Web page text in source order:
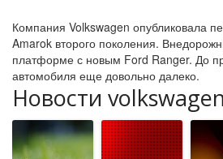
Компания Volkswagen опубликовала
Amarok второго поколения.
платформе с новым Ford Ranger. До
автомобиля еще довольно далеко.
Новости volkswagen